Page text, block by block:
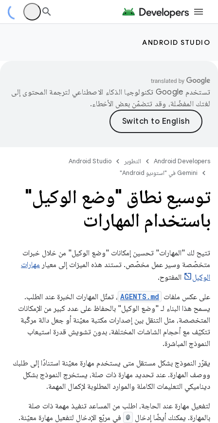
ANDROID STUDIO
تستخدم Google تكنولوجيا الذكاء الاصطناعي لترجمة المحتوى إلى
لغتك المفضّلة، وقد تتضمّن بعض الأخطاء.
Android Developers التطوير
Android Studio
‫Gemini في "استوديو Android"
توسيع نطاق "وضع الوكيل"
باستخدام المهارات
تتيح لك "المهارات" تحسين إمكانات "وضع الوكيل" من خلال خبرات
متخصّصة وسير عمل مخصّص. تستند هذه الميزات إلى معيار مهارات
الوكيل
المفتوح.
على عكس ملفات AGENTS.md ، تمثّل المهارات الخبرة عند الطلب.
يسمح هذا البناء لـ "وضع الوكيل" بالحفاظ على عدد كبير من الإمكانات
المتخصصة، مثل التنقل بين إصدارات مكتبة معيّنة أو جعل دالة مركّبة
تتكيّف مع أحجام الشاشات المختلفة، بدون تشويش قدرة استيعاب
النموذج المباشرة.
يقرّر النموذج بشكل مستقل متى يستخدم مهارة معيّنة استنادًا إلى طلبك
ووصف المهارة. عند تحديد مهارة ذات صلة، يستخرج النموذج بشكل
ديناميكي التعليمات الكاملة والموارد المطلوبة لإكمال المهمة.
لتفعيل مهارة عند الحاجة، اطلب من المساعد تنفيذ مهمة ذات صلة
بالمهارة. يمكنك أيضًا إدخال @ في مربّع الإدخال لتفعيل مهارة معيّنة.